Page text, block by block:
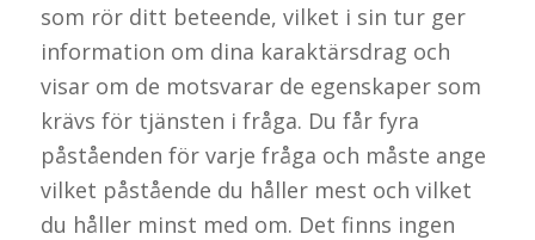
som rör ditt beteende, vilket i sin tur ger
information om dina karaktärsdrag och
visar om de motsvarar de egenskaper som
krävs för tjänsten i fråga. Du får fyra
påståenden för varje fråga och måste ange
vilket påstående du håller mest och vilket
du håller minst med om. Det finns ingen